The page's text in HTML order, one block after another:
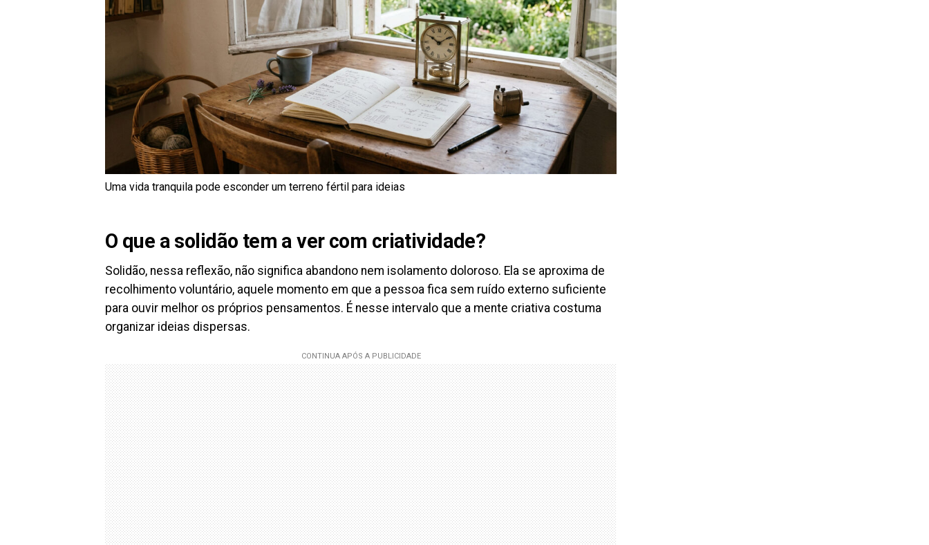
Uma vida tranquila pode esconder um terreno fértil para ideias
O que a solidão tem a ver com criatividade?
Solidão, nessa reflexão, não significa abandono nem isolamento doloroso. Ela se aproxima de
recolhimento voluntário, aquele momento em que a pessoa fica sem ruído externo suficiente
para ouvir melhor os próprios pensamentos. É nesse intervalo que a mente criativa costuma
organizar ideias dispersas.